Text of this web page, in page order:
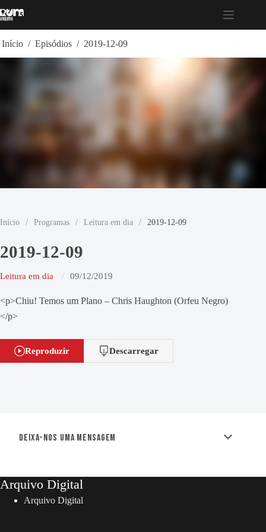
para
Início / Episódios / 2019-12-09
Início / Programas / Leitura em dia / 2019-12-09
2019-12-09
Leitura em dia 09/12/2019
<p>Chiu! Temos um Plano – Chris Haughton (Orfeu Negro)
</p>
Reproduzir Descarregar
Deixa-nos uma mensagem
Arquivo Digital
Arquivo Digital